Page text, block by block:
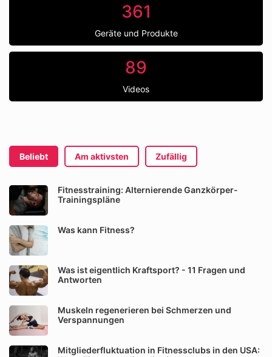
361
Geräte und Produkte
89
Videos
Beliebt Am aktivsten Zufällig
Fitnesstraining: Alternierende Ganzkörper-
Trainingspläne
Was kann Fitness?
Was ist eigentlich Kraftsport? - 11 Fragen und
Antworten
Muskeln regenerieren bei Schmerzen und
Verspannungen
Mitgliederfluktuation in Fitnessclubs in den USA: